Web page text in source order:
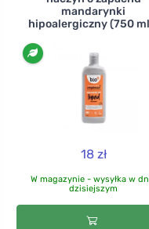
mandarynki
hipoalergiczny (750
18 zł
W magazynie - wysyłka w
dzisiejszym